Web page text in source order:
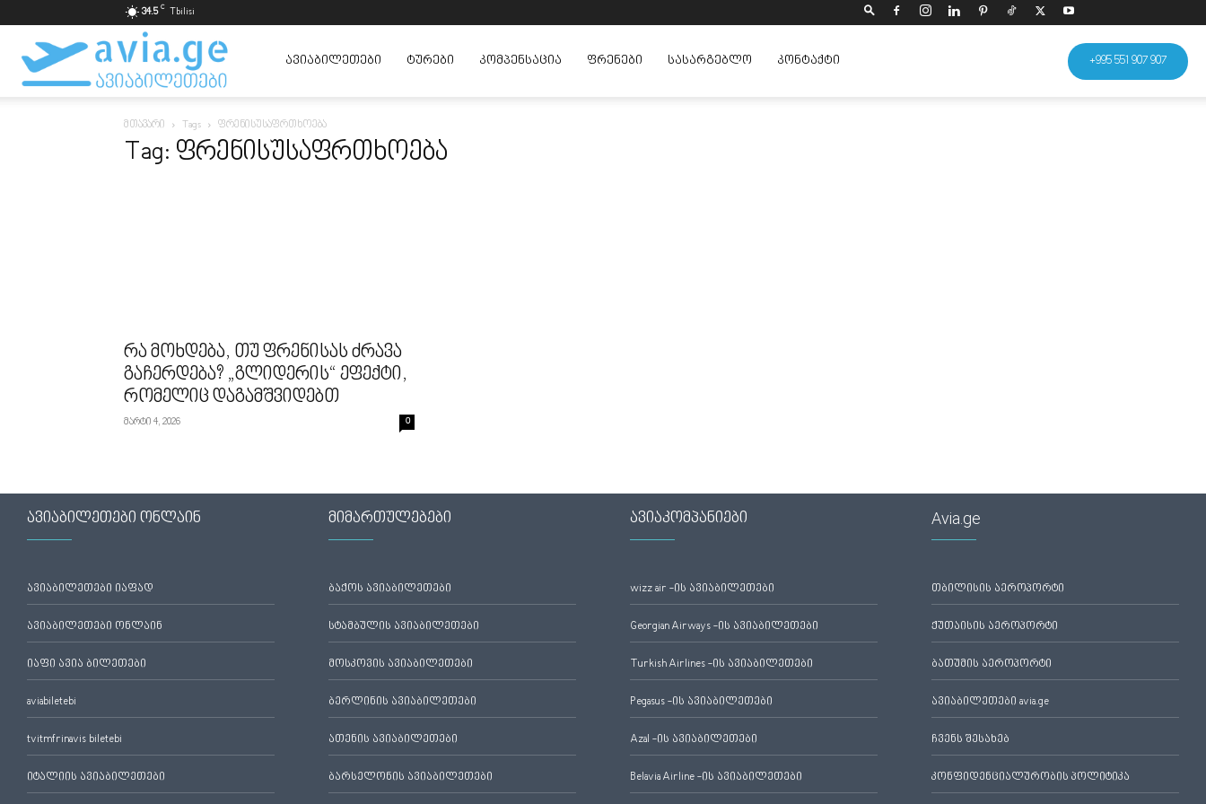
34.5 C Tbilisi
+995 551 907 907
ავიაბილეთები
ყველაზე
ᲐᲕᲘᲐᲑᲘᲚᲔᲗᲔᲑᲘ ᲢᲣᲠᲔᲑᲘ ᲙᲝᲛᲞᲔᲜᲡᲐᲪᲘᲐ ᲤᲠᲔᲜᲔᲑᲘ ᲡᲐᲡᲐᲠᲒᲔᲑᲚᲝ ᲙᲝᲜᲢᲐᲥᲢᲘ
მთავარი Tags ფრენისუსაფრთხოება
Tag: ფრენისუსაფრთხოება
რა მოხდება, თუ ფრენისას ძრავა
გაჩერდება? „გლიდერის“ ეფექტი,
რომელიც დაგამშვიდებთ
მარტი 4, 2026 0
ავიაბილეთები ონლაინ
ავიაბილეთები იაფად
ავიაბილეთები ონლაინ
იაფი ავია ბილეთები
aviabiletebi
tvitmfrinavis biletebi
იტალიის ავიაბილეთები
მიმართულებები
ბაქოს ავიაბილეთები
სტამბულის ავიაბილეთები
მოსკოვის ავიაბილეთები
ბერლინის ავიაბილეთები
ათენის ავიაბილეთები
ბარსელონის ავიაბილეთები
ავიაკომპანიები
wizz air -ის ავიაბილეთები
Georgian Airways -ის ავიაბილეთები
Turkish Airlines -ის ავიაბილეთები
Pegasus -ის ავიაბილეთები
Azal -ის ავიაბილეთები
Belavia Airline -ის ავიაბილეთები
Avia.ge
თბილისის აეროპორტი
ქუთაისის აეროპორტი
ბათუმის აეროპორტი
ავიაბილეთები avia.ge
ჩვენს შესახებ
კონფიდენციალურობის პოლიტიკა